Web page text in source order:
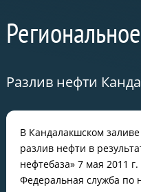
Разлив нефти
В Кандалакшском
разлив нефти в
нефтебаза» 7 мая 2011
Федеральная служба по